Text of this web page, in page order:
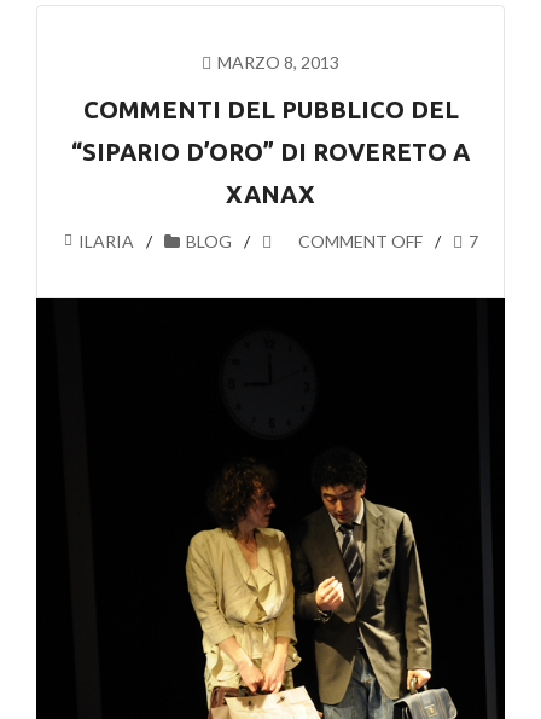
MARZO 8, 2013
COMMENTI DEL PUBBLICO DEL
“SIPARIO D’ORO” DI ROVERETO A
XANAX
ILARIA BLOG COMMENT OFF 7